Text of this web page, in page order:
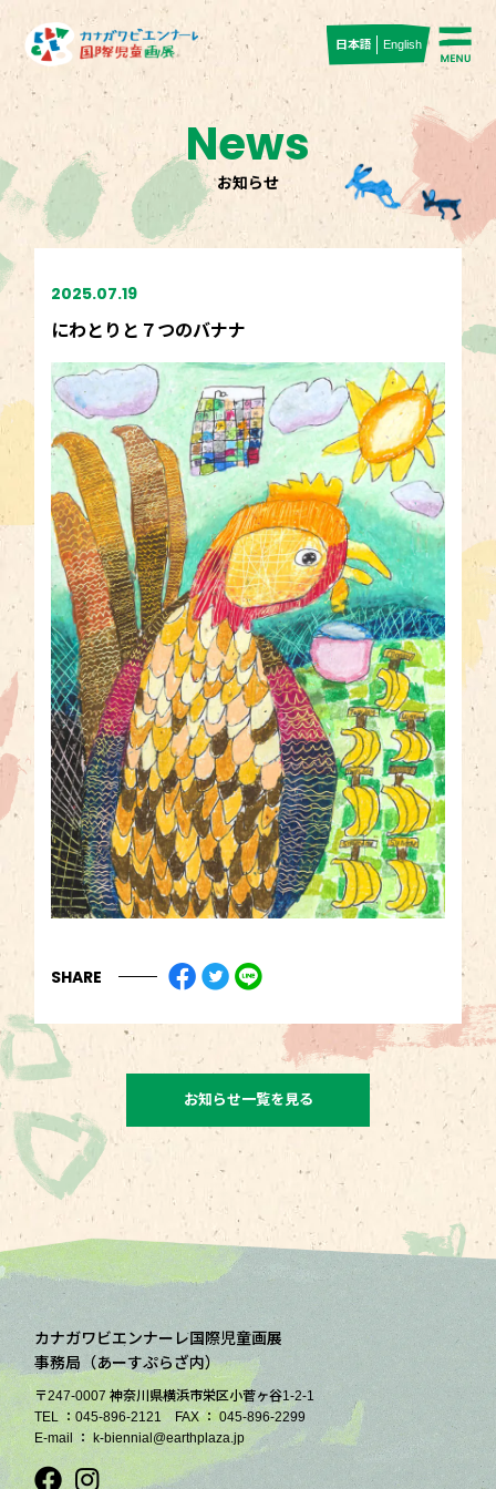
English
日本語
News
お知らせ
2025.07.19
にわとりと７つのバナナ
SHARE
お知らせ一覧を見る
カナガワビエンナーレ国際児童画展
事務局（あーすぷらざ内）
〒247-0007 神奈川県横浜市栄区小菅ヶ谷1-2-1
TEL ：045-896-2121 FAX ： 045-896-2299
E-mail ： k-biennial@earthplaza.jp